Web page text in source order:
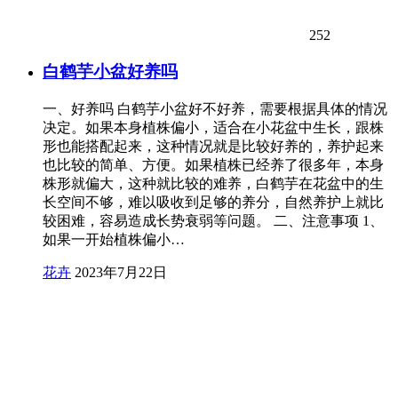
252
白鹤芋小盆好养吗
一、好养吗 白鹤芋小盆好不好养，需要根据具体的情况
决定。如果本身植株偏小，适合在小花盆中生长，跟株
形也能搭配起来，这种情况就是比较好养的，养护起来
也比较的简单、方便。如果植株已经养了很多年，本身
株形就偏大，这种就比较的难养，白鹤芋在花盆中的生
长空间不够，难以吸收到足够的养分，自然养护上就比
较困难，容易造成长势衰弱等问题。 二、注意事项 1、
如果一开始植株偏小…
花卉 2023年7月22日